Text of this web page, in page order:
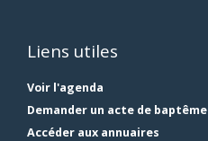
Liens utiles
Voir l'agenda
Demander un acte de baptême
Accéder aux annuaires